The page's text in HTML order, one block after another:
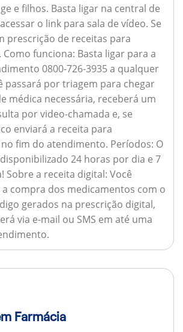
e filhos. Basta ligar na central de
o link para sala de vídeo. Se
prescrição de receitas para
Como funciona: Basta ligar para a
0800-726-3935 a qualquer
passará por triagem para chegar
médica necessária, receberá um
por video-chamada e, se
enviará a receita para
fim do atendimento. Períodos: O
24 horas por dia e 7
Sobre a receita digital: Você
compra dos medicamentos com o
gerados na prescrição digital,
via e-mail ou SMS em até uma
Farmácia